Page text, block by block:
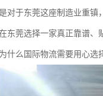
对于东莞这座制造业重镇
东莞选择一家真正靠谱、
为什么国际物流需要用心选